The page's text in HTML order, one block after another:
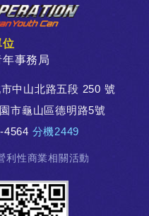
位
事務局
中山北路五段 250 號
山區德明路5號
4564 分機2449
利性商業相關活動